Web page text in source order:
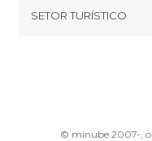
Términos e Condições
SETOR TURÍSTICO
© minube 2007-, o